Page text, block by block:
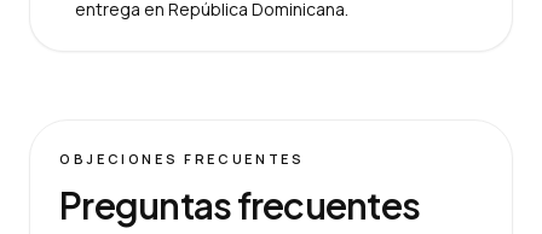
entrega en República Dominicana.
OBJECIONES FRECUENTES
Preguntas frecuentes